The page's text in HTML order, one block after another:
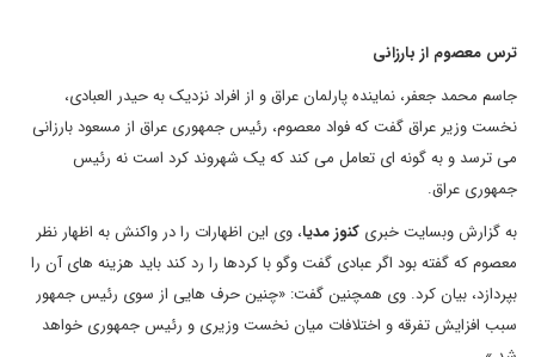
ترس معصوم از بارزانی
جاسم محمد جعفر، نماینده پارلمان عراق و از افراد نزدیک به حیدر العبادی،
نخست وزیر عراق گفت که فواد معصوم، رئیس جمهوری عراق از مسعود بارزانی
می ترسد و به گونه ای تعامل می کند که یک شهروند کرد است نه رئیس
جمهوری عراق.
به گزارش وبسایت خبری کنوز مدیا، وی این اظهارات را در واکنش به اظهار نظر
معصوم که گفته بود اگر عبادی گفت وگو با کردها را رد کند باید هزینه های آن را
بپردازد، بیان کرد. وی همچنین گفت: «چنین حرف هایی از سوی رئیس جمهور
سبب افزایش تفرقه و اختلافات میان نخست وزیری و رئیس جمهوری خواهد